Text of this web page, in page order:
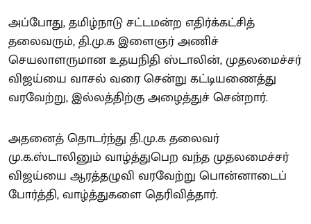
அப்போது, தமிழ்நாடு சட்டமன்ற எதிர்க்கட்சித்
தலைவரும், தி.மு.க இளைஞர் அணிச்
செயலாளருமான உதயநிதி ஸ்டாலின், முதலமைச்சர்
விஜய்யை வாசல் வரை சென்று கட்டியணைத்து
வரவேற்று, இல்லத்திற்கு அழைத்துச் சென்றார்.
அதனைத் தொடர்ந்து தி.மு.க தலைவர்
மு.க.ஸ்டாலினும் வாழ்த்துபெற வந்த முதலமைச்சர்
விஜய்யை ஆரத்தழுவி வரவேற்று பொன்னாடைப்
போர்த்தி, வாழ்த்துகளை தெரிவித்தார்.